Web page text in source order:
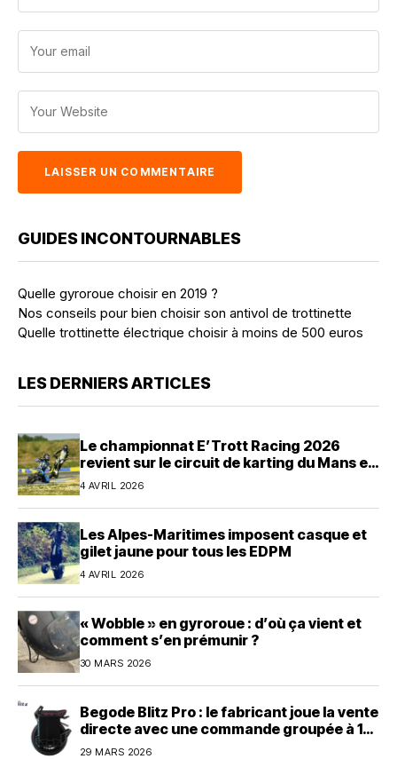
GUIDES INCONTOURNABLES
Quelle gyroroue choisir en 2019 ?
Nos conseils pour bien choisir son antivol de trottinette
Quelle trottinette électrique choisir à moins de 500 euros
LES DERNIERS ARTICLES
Le championnat E’Trott Racing 2026
revient sur le circuit de karting du Mans en
avril
4 AVRIL 2026
Les Alpes-Maritimes imposent casque et
gilet jaune pour tous les EDPM
4 AVRIL 2026
« Wobble » en gyroroue : d’où ça vient et
comment s’en prémunir ?
30 MARS 2026
Begode Blitz Pro : le fabricant joue la vente
directe avec une commande groupée à 1
600 dollars
29 MARS 2026